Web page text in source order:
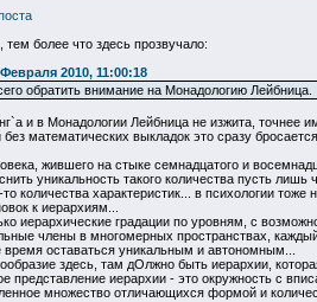
более что здесь прозвучало:
2010, 11:00:18
обратить внимание на Монадологию Лейбница.
и в Монадологии Лейбница не изжита, точнее
математических выкладок это сразу
жившего на стыке семнадцатого и
уникальность такого количества пусть
то количества характеристик... в психологии
к иерархиям...
иерархические градации по уровням, с
члены в многомерных пространствах,
время оставаться уникальным и автономным...
здесь, там дОлжно быть иерархии,
представление иерархии - это окружность с
множество отличающихся формой и